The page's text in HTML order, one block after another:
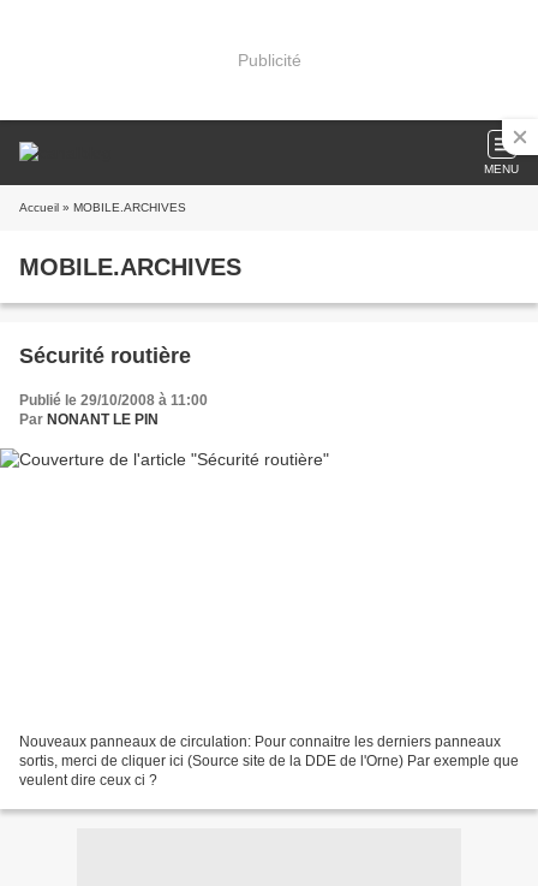
Publicité
MENU
Accueil » MOBILE.ARCHIVES
MOBILE.ARCHIVES
Sécurité routière
Publié le 29/10/2008 à 11:00
Par NONANT LE PIN
Nouveaux panneaux de circulation: Pour connaitre les derniers panneaux
sortis, merci de cliquer ici (Source site de la DDE de l'Orne) Par exemple que
veulent dire ceux ci ?